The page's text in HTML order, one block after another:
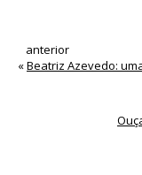
anterior
«Beatriz Azevedo: